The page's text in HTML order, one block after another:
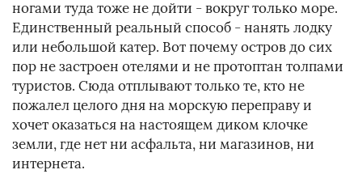
ногами туда тоже не дойти - вокруг только море.
Единственный реальный способ - нанять лодку
или небольшой катер. Вот почему остров до сих
пор не застроен отелями и не протоптан толпами
туристов. Сюда отплывают только те, кто не
пожалел целого дня на морскую переправу и
хочет оказаться на настоящем диком клочке
земли, где нет ни асфальта, ни магазинов, ни
интернета.